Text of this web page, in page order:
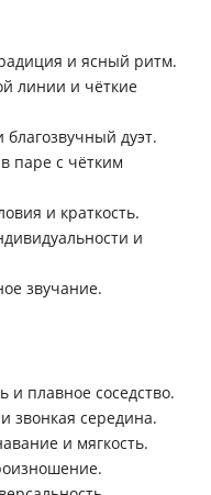
и ясный ритм.
линии и чёткие
дуэт.
паре с чётким
и краткость.
и
звучание.
и плавное соседство.
звонкая середина.
и мягкость.